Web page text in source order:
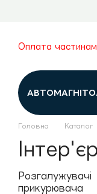
Оплата
Контакти
Головна Каталог
Розгалужувачі
прикурювача